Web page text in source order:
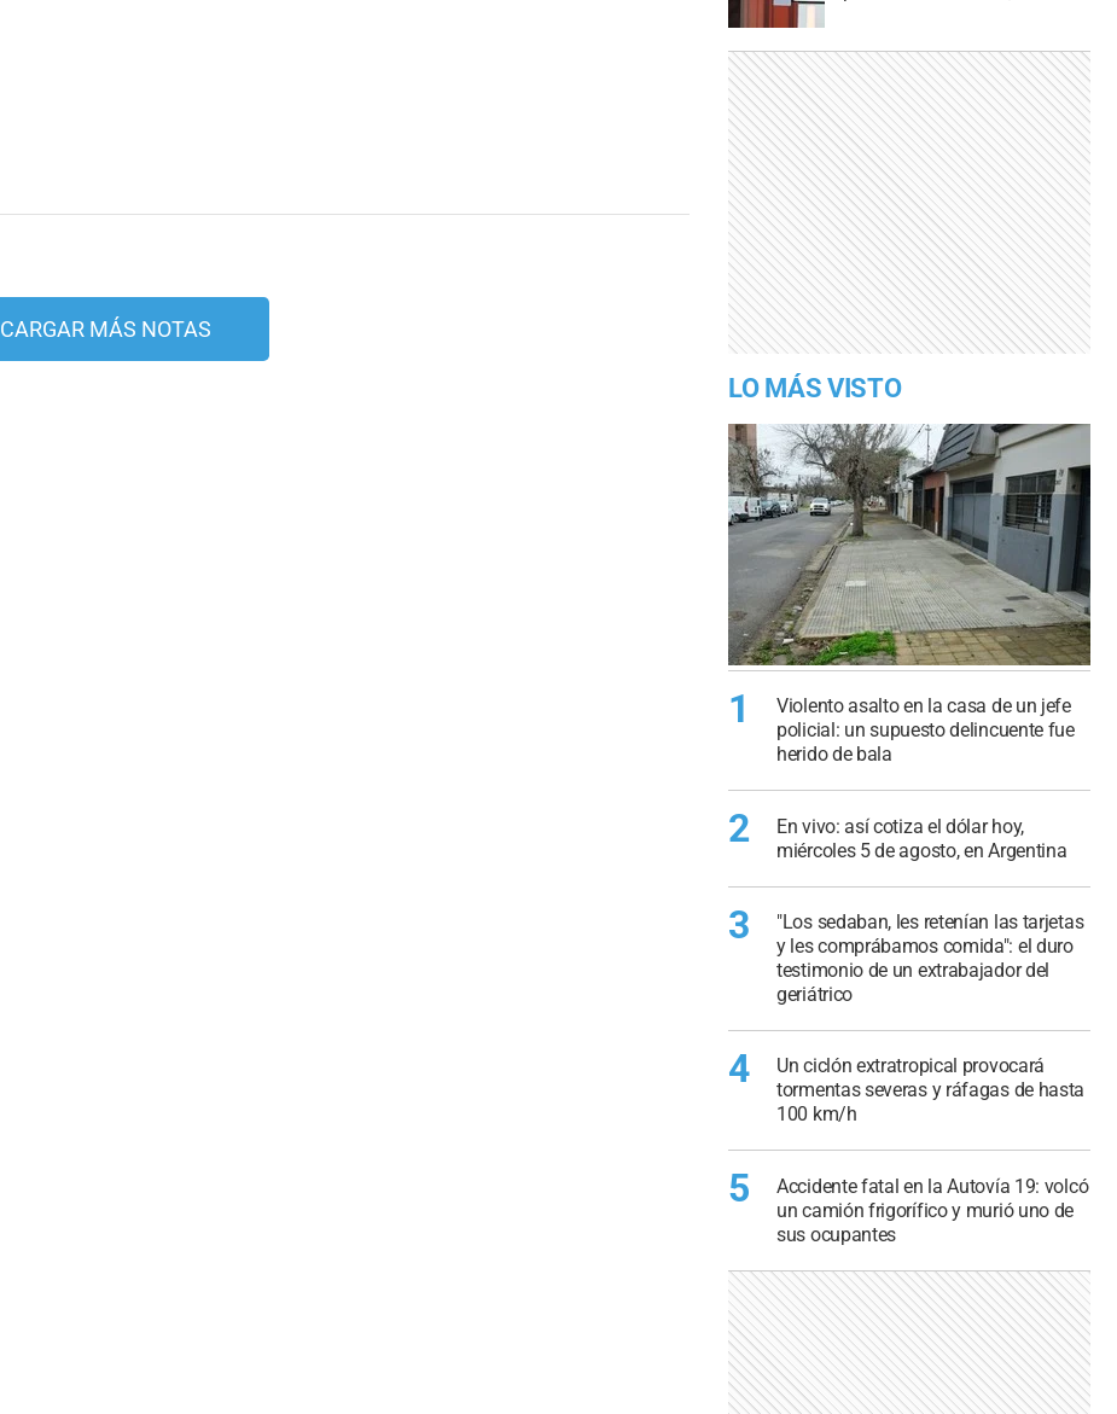
CARGAR MÁS NOTAS
LO MÁS VISTO
1
Violento asalto en la casa de un jefe
policial: un supuesto delincuente fue
herido de bala
2
En vivo: así cotiza el dólar hoy,
miércoles 5 de agosto, en Argentina
3
"Los sedaban, les retenían las tarjetas
y les comprábamos comida": el duro
testimonio de un extrabajador del
geriátrico
4
Un ciclón extratropical provocará
tormentas severas y ráfagas de hasta
100 km/h
5
Accidente fatal en la Autovía 19: volcó
un camión frigorífico y murió uno de
sus ocupantes